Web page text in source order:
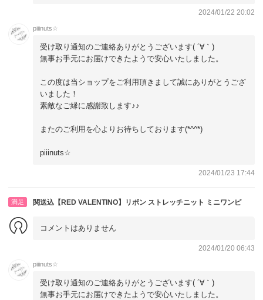
2024/01/22 20:02
piiinuts☆
受け取り通知のご連絡ありがとうございます( ´∀｀)
無事お手元にお届けできたようで安心いたしました。
この度は当ショップをご利用頂きまして誠にありがとうござ
いました！
素敵なご縁に感謝致します♪♪
またのご利用を心よりお待ちしております(*^^*)
piiinuts☆
2024/01/23 17:44
満足 関送込【RED VALENTINO】リボン ストレッチニット ミニワンピ
コメントはありません
2024/01/20 06:43
piiinuts☆
受け取り通知のご連絡ありがとうございます( ´∀｀)
無事お手元にお届けできたようで安心いたしました。